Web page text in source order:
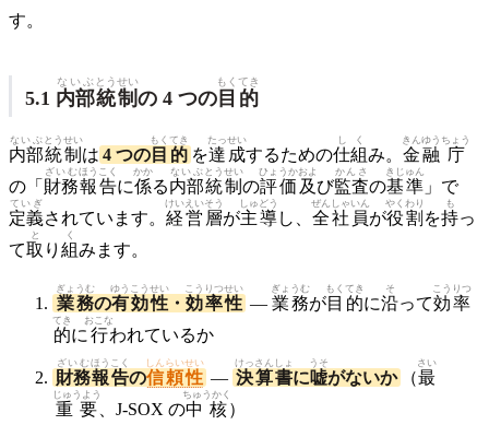
す。
5.1 内部
ないぶ
統制
とうせい
の 4 つの 目的
もくてき
内部
ないぶ
統制
とうせい
は 4 つの 目的
もくてき
を達成
たっせい
するための仕組
しく
み。 金融
きんゆう
庁
ちょう
の「 財務
ざいむ
報告
ほうこく
に係
かか
る内部
ないぶ
統制
とうせい
の評価
ひょうか
及
およ
び監査
かんさ
の基準
きじゅん
」で
定義
ていぎ
されています。 経営
けいえい
層
そう
が主導
しゅどう
し、 全
ぜん
社員
しゃいん
が役割
やくわり
を持
も
っ
て取
と
り 組
く
みます。
業務
ぎょうむ
の有効
ゆうこう
性
せい
・ 効率
こうりつ
性
せい
— 業務
ぎょうむ
が目的
もくてき
に沿
そ
って効率
こうりつ
的
てき
に 行
おこな
われているか
財務
ざいむ
報告
ほうこく
の信頼性
しんらいせい
— 決算
けっさん
書
しょ
に嘘
うそ
がないか （最
さい
重要
じゅうよう
、J-SOX の中核
ちゅうかく
）